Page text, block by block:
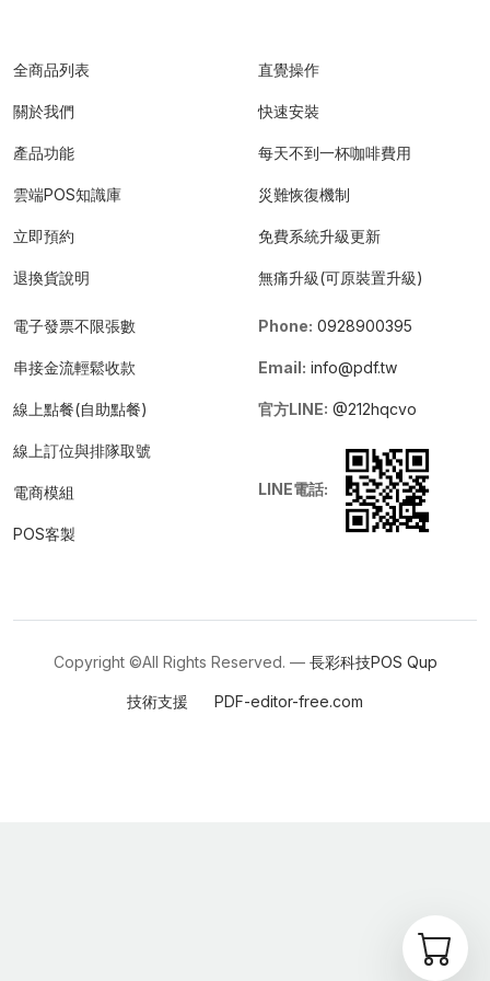
全商品列表
關於我們
產品功能
雲端POS知識庫
立即預約
退換貨說明
直覺操作
快速安裝
每天不到一杯咖啡費用
災難恢復機制
免費系統升級更新
無痛升級(可原裝置升級)
電子發票不限張數
串接金流輕鬆收款
線上點餐(自助點餐)
線上訂位與排隊取號
電商模組
POS客製
Phone: 0928900395
Email: info@pdf.tw
官方LINE: @212hqcvo
LINE電話:
Copyright ©All Rights Reserved. — 長彩科技POS Qup
技術支援 PDF-editor-free.com